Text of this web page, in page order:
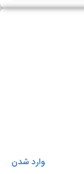
وارد شدن